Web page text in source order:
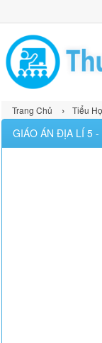
Trang Chủ › Tiểu
GIÁO ÁN ĐỊA LÍ 5